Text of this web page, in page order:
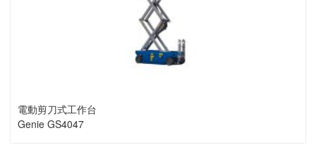
電動剪刀式工作台
Genie GS4047